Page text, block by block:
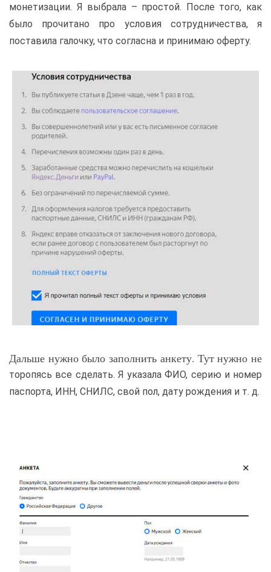
монетизации. Я выбрала – простой. После того, как
было прочитано про условия сотрудничества, я
поставила галочку, что согласна и принимаю оферту.
Дальше нужно было заполнить анкету. Тут нужно не
торопясь все сделать. Я указала ФИО, серию и номер
паспорта, ИНН, СНИЛС, свой пол, дату рождения и т. д.